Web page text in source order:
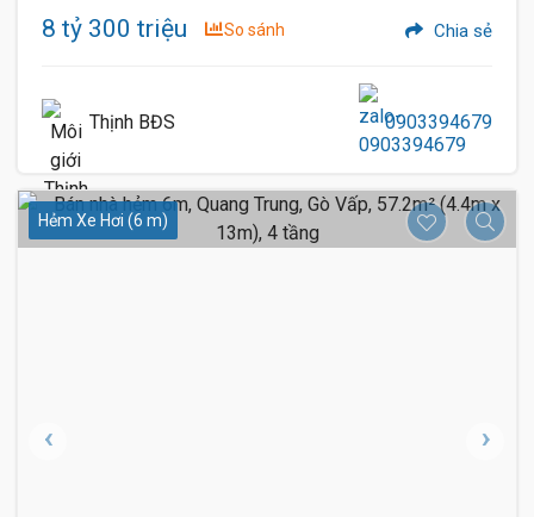
8 tỷ 300 triệu So sánh Chia sẻ
Thịnh BĐS 0903394679
Hẻm Xe Hơi (6 m)